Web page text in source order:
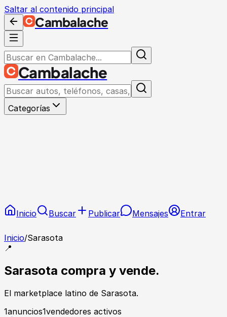
Saltar al contenido principal
Cambalache
Cambalache
Categorías
Inicio Buscar Publicar Mensajes Entrar
Inicio/Sarasota
📍
Sarasota compra y vende.
El marketplace latino de Sarasota.
1anuncios1vendedores activos